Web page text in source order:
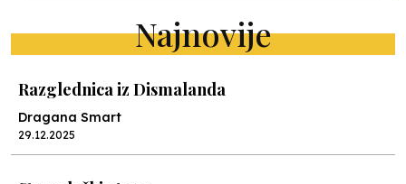
Najnovije
Razglednica iz Dismalanda
Dragana Smart
29.12.2025